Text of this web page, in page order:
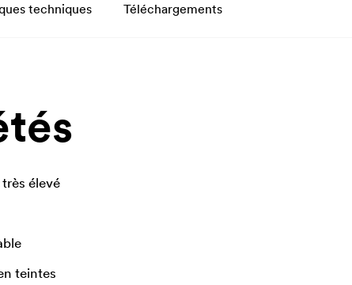
techniques Téléchargements
élevé
teintes